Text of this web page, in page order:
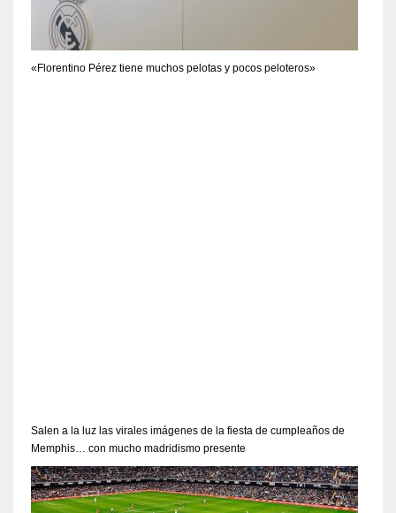
«Florentino Pérez tiene muchos pelotas y pocos peloteros»
Salen a la luz las virales imágenes de la fiesta de cumpleaños de
Memphis… con mucho madridismo presente